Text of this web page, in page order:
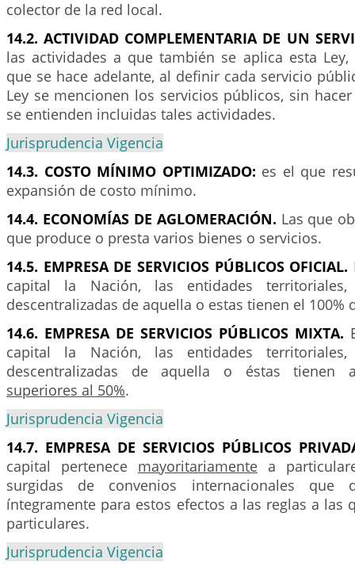
colector de la red local.
14.2. ACTIVIDAD COMPLEMENTARIA DE UN
las actividades a que también se aplica esta
que se hace adelante, al definir cada servicio
Ley se mencionen los servicios públicos, sin
se entienden incluidas tales actividades.
Jurisprudencia Vigencia
14.3. COSTO MÍNIMO OPTIMIZADO: es el que
expansión de costo mínimo.
14.4. ECONOMÍAS DE AGLOMERACIÓN. Las que
que produce o presta varios bienes o servicios.
14.5. EMPRESA DE SERVICIOS PÚBLICOS OFICIAL.
capital la Nación, las entidades
descentralizadas de aquella o estas tienen el 100%
14.6. EMPRESA DE SERVICIOS PÚBLICOS MIXTA.
capital la Nación, las entidades
descentralizadas de aquella o éstas tienen
superiores al 50%.
Jurisprudencia Vigencia
14.7. EMPRESA DE SERVICIOS PÚBLICOS
capital pertenece mayoritariamente a
surgidas de convenios internacionales que
íntegramente para estos efectos a las reglas a las
particulares.
Jurisprudencia Vigencia